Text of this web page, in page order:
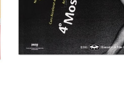
3r Saló Valencià del
Llibre